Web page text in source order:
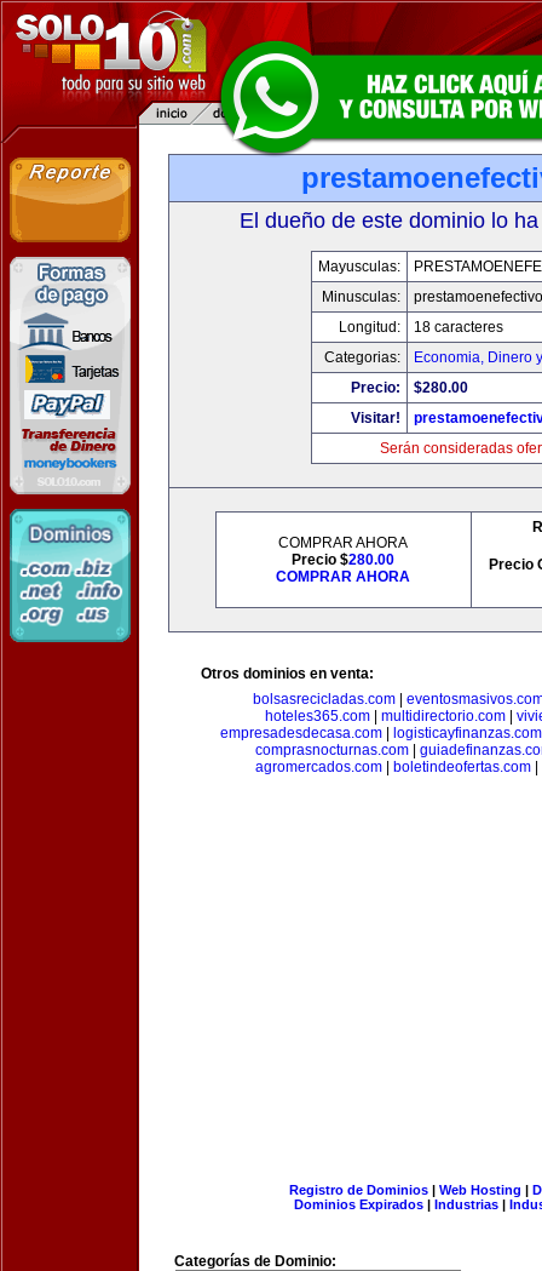
El dueño de este dominio lo
Mayusculas:
Minusculas:
Longitud:
18 caracteres
Categorias:
Economia, Dinero
Precio:
$280.00
Visitar!
Serán consideradas
COMPRAR AHORA
Precio $280.00
COMPRAR AHORA
Precio
Otros dominios en venta:
bolsasrecicladas.com|
hoteles365.com
multidirectorio.com
empresadesdecasa.com
logisticayfinanzas.com
comprasnocturnas.com
agromercados.com
boletindeofertas.com
Registro de Dominios| Web Hosting |
Dominios Expirados | Industrias |
Categorías de Dominio: